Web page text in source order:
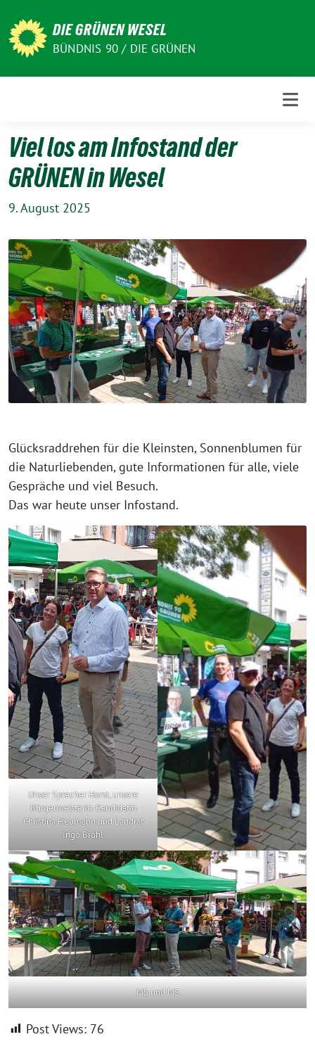
zum
Inhalt
DIE GRÜNEN WESEL
BÜNDNIS 90 / DIE GRÜNEN
Viel los am Infostand der
GRÜNEN in Wesel
9. August 2025
Glücksraddrehen für die Kleinsten, Sonnenblumen für
die Naturliebenden, gute Informationen für alle, viele
Gespräche und viel Besuch.
Das war heute unser Infostand.
Unser Sprecher Horst, unsere
Bürgermeisterin-Kandidatin
Christina Heumann und Landrat
Ingo Brohl
MS und MS
Post Views: 76